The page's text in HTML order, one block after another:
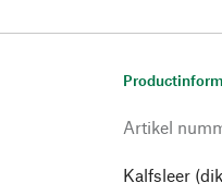
Artikel
Kalfsleer